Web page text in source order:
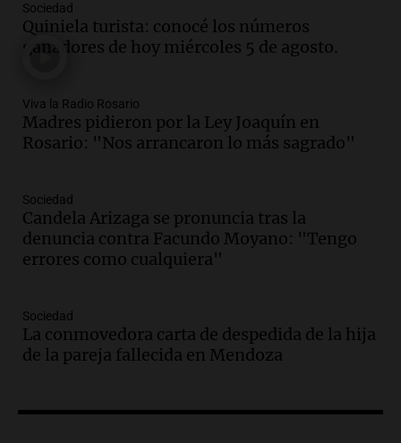
Audio.Conductor imputado por
accidente fatal en San Luis dejó tres
Episodios
Audio.Historiador de la UBA celebró la
marcha atrás en la Ley de Tierras:
Amamos Argentina
Episodios
Audio.Ahyre estuvo en el Estudio
Federal Sancor Seguros y adelantó su
Episodios
Audio.Cierre del Paso Internacional
Cristo Redentor por acumulación de
Sociedad
Quiniela turista: conocé los números
ganadores de hoy miércoles 5 de agosto.
Viva la Radio Rosario
Madres pidieron por la Ley Joaquín en
Rosario: "Nos arrancaron lo más sagrado"
Sociedad
Candela Arizaga se pronuncia tras la
denuncia contra Facundo Moyano: "Tengo
errores como cualquiera"
Sociedad
La conmovedora carta de despedida de la hija
de la pareja fallecida en Mendoza